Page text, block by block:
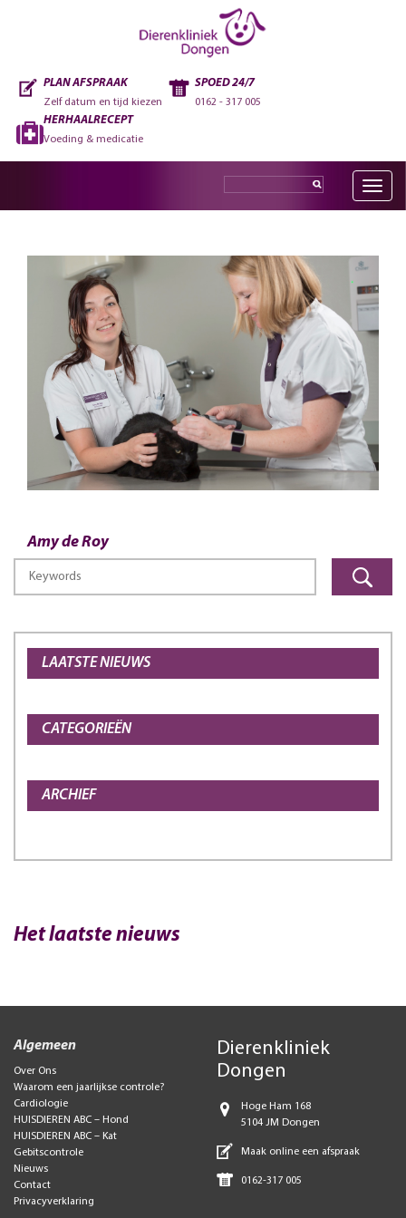
PLAN AFSPRAAK
Zelf datum en tijd kiezen
SPOED 24/7
0162 - 317 005
HERHAALRECEPT
Voeding & medicatie
Toggle
Amy de Roy
LAATSTE NIEUWS
CATEGORIEËN
ARCHIEF
Het laatste nieuws
Algemeen
Over Ons
Waarom een jaarlijkse controle?
Cardiologie
HUISDIEREN ABC – Hond
HUISDIEREN ABC – Kat
Gebitscontrole
Nieuws
Contact
Privacyverklaring
Dierenkliniek
Dongen
Hoge Ham 168
5104 JM Dongen
Maak online een afspraak
0162-317 005